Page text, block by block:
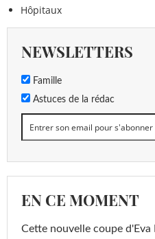
Hôpitaux
NEWSLETTERS
Famille
Astuces de la rédac
EN CE MOMENT
Cette nouvelle coupe